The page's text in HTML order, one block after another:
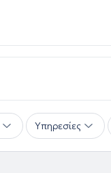
Υπηρεσίες